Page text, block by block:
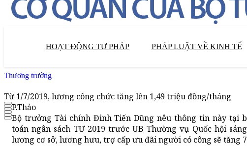
HOẠT ĐỘNG TƯ PHÁP PHÁP LUẬT VỀ KINH TẾ
Thương trường
Từ 1/7/2019, lương công chức tăng lên 1,49 triệu đồng/tháng
P.Thảo
Bộ trưởng Tài chính Đinh Tiến Dũng nêu thông tin này tại
toán ngân sách TƯ 2019 trước UB Thường vụ Quốc hội
lương cơ sở, lương hưu, trợ cấp ưu đãi người có công sẽ tăng